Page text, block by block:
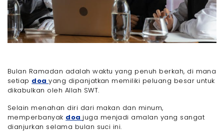
Bulan Ramadan adalah waktu yang penuh berkah, di mana
setiap doayang dipanjatkan memiliki peluang besar untuk
dikabulkan oleh Allah SWT.
Selain menahan diri dari makan dan minum,
memperbanyak doa juga menjadi amalan yang sangat
dianjurkan selama bulan suci ini.